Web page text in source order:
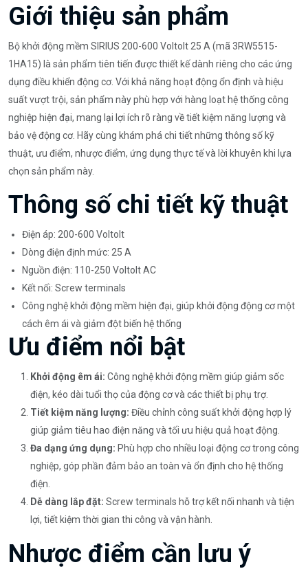
Giới thiệu sản phẩm
Bộ khởi động mềm SIRIUS 200-600 Voltolt 25 A (mã 3RW5515-
1HA15) là sản phẩm tiên tiến được thiết kế dành riêng cho các ứng
dụng điều khiển động cơ. Với khả năng hoạt động ổn định và hiệu
suất vượt trội, sản phẩm này phù hợp với hàng loạt hệ thống công
nghiệp hiện đại, mang lại lợi ích rõ ràng về tiết kiệm năng lượng và
bảo vệ động cơ. Hãy cùng khám phá chi tiết những thông số kỹ
thuật, ưu điểm, nhược điểm, ứng dụng thực tế và lời khuyên khi lựa
chọn sản phẩm này.
Thông số chi tiết kỹ thuật
Điện áp: 200-600 Voltolt
Dòng điện định mức: 25 A
Nguồn điện: 110-250 Voltolt AC
Kết nối: Screw terminals
Công nghệ khởi động mềm hiện đại, giúp khởi động động cơ một
cách êm ái và giảm đột biến hệ thống
Ưu điểm nổi bật
Khởi động êm ái: Công nghệ khởi động mềm giúp giảm sốc
điện, kéo dài tuổi thọ của động cơ và các thiết bị phụ trợ.
Tiết kiệm năng lượng: Điều chỉnh công suất khởi động hợp lý
giúp giảm tiêu hao điện năng và tối ưu hiệu quả hoạt động.
Đa dạng ứng dụng: Phù hợp cho nhiều loại động cơ trong công
nghiệp, góp phần đảm bảo an toàn và ổn định cho hệ thống
điện.
Dễ dàng lắp đặt: Screw terminals hỗ trợ kết nối nhanh và tiện
lợi, tiết kiệm thời gian thi công và vận hành.
Nhược điểm cần lưu ý